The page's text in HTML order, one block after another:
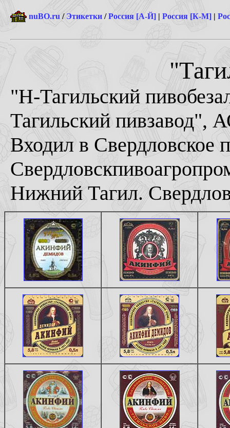
nuBO.ru /Этикетки /Россия [А-Й] | Россия [К-М] |
"Н-Тагильский
Тагильский пивзавод",
Входил в Свердловское
Нижний Тагил.